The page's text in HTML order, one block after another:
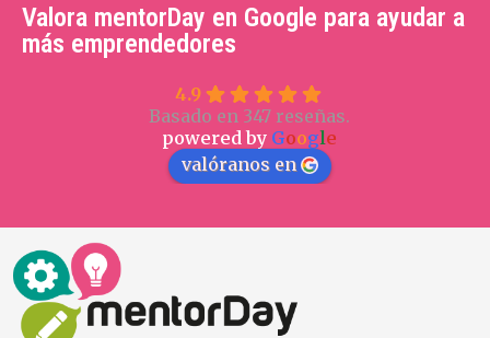
Valora mentorDay en Google para ayudar a
más emprendedores
4.9
Basado en 347 reseñas.
powered by Google
valóranos en